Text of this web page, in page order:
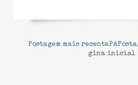
Postagem mais recentePá
gina inicial